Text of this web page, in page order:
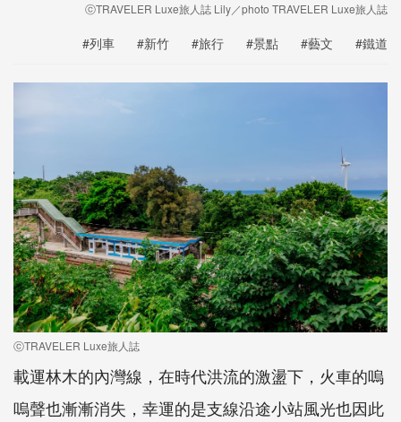
ⓒTRAVELER Luxe旅人誌 Lily／photo TRAVELER Luxe旅人誌
#列車 #新竹 #旅行 #景點 #藝文 #鐵道
ⓒTRAVELER Luxe旅人誌
載運林木的內灣線，在時代洪流的激盪下，火車的嗚
嗚聲也漸漸消失，幸運的是支線沿途小站風光也因此